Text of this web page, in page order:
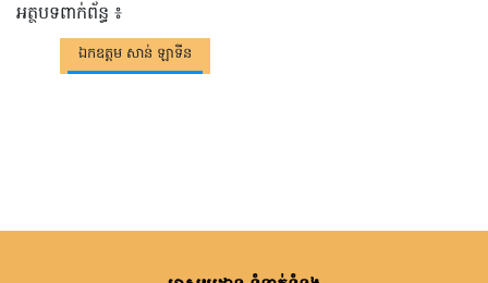
អត្ថបទពាក់ព័ន្ធ ៖
ឯកឧត្ដម សាន់ ឡាទីន